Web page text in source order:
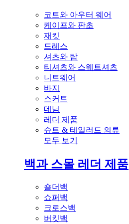
코트와 아우터 웨어
케이프와 판초
재킷
드레스
셔츠와 탑
티셔츠와 스웨트셔츠
니트웨어
바지
스커트
데님
레더 제품
슈트 & 테일러드 의류
모두 보기
백과 스몰 레더 제품
숄더백
쇼퍼백
크로스백
버킷백